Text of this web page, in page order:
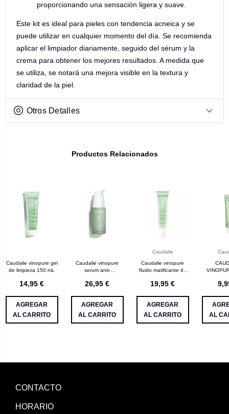
proporcionando una sensación ligera y suave.
Este kit es ideal para pieles con tendencia acneica y se
puede utilizar en cualquier momento del día. Se recomienda
aplicar el limpiador diariamente, seguido del sérum y la
crema para obtener los mejores resultados. A medida que
se utiliza, se notará una mejora visible en la textura y
claridad de la piel.
Otros Detalles
Productos Relacionados
Caudalie vinopure gel
de limpieza 150 mL
14,95 €
AGREGAR
AL CARRITO
Caudalie vinopure
serum anti-
mL
26,95 €
AGREGAR
AL CARRITO
Caudalie
Caudalie vinopure
fluido matificante 40
19,95 €
AGREGAR
AL CARRITO
AL
CONTACTO
HORARIO